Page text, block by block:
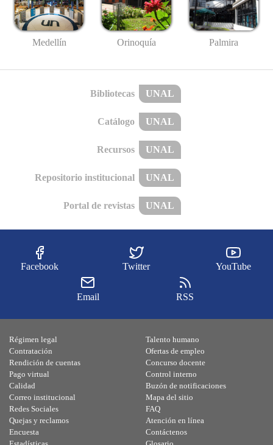
Medellín Orinoquía Palmira
Bibliotecas UNAL
Catálogo UNAL
Recursos UNAL
Repositorio institucional UNAL
Portal de revistas UNAL
Facebook Twitter YouTube
Email RSS
Régimen legal
Contratación
Rendición de cuentas
Pago virtual
Calidad
Talento humano
Ofertas de empleo
Concurso docente
Control interno
Buzón de notificaciones
Correo institucional
Redes Sociales
Quejas y reclamos
Encuesta
Mapa del sitio
FAQ
Atención en línea
Contáctenos